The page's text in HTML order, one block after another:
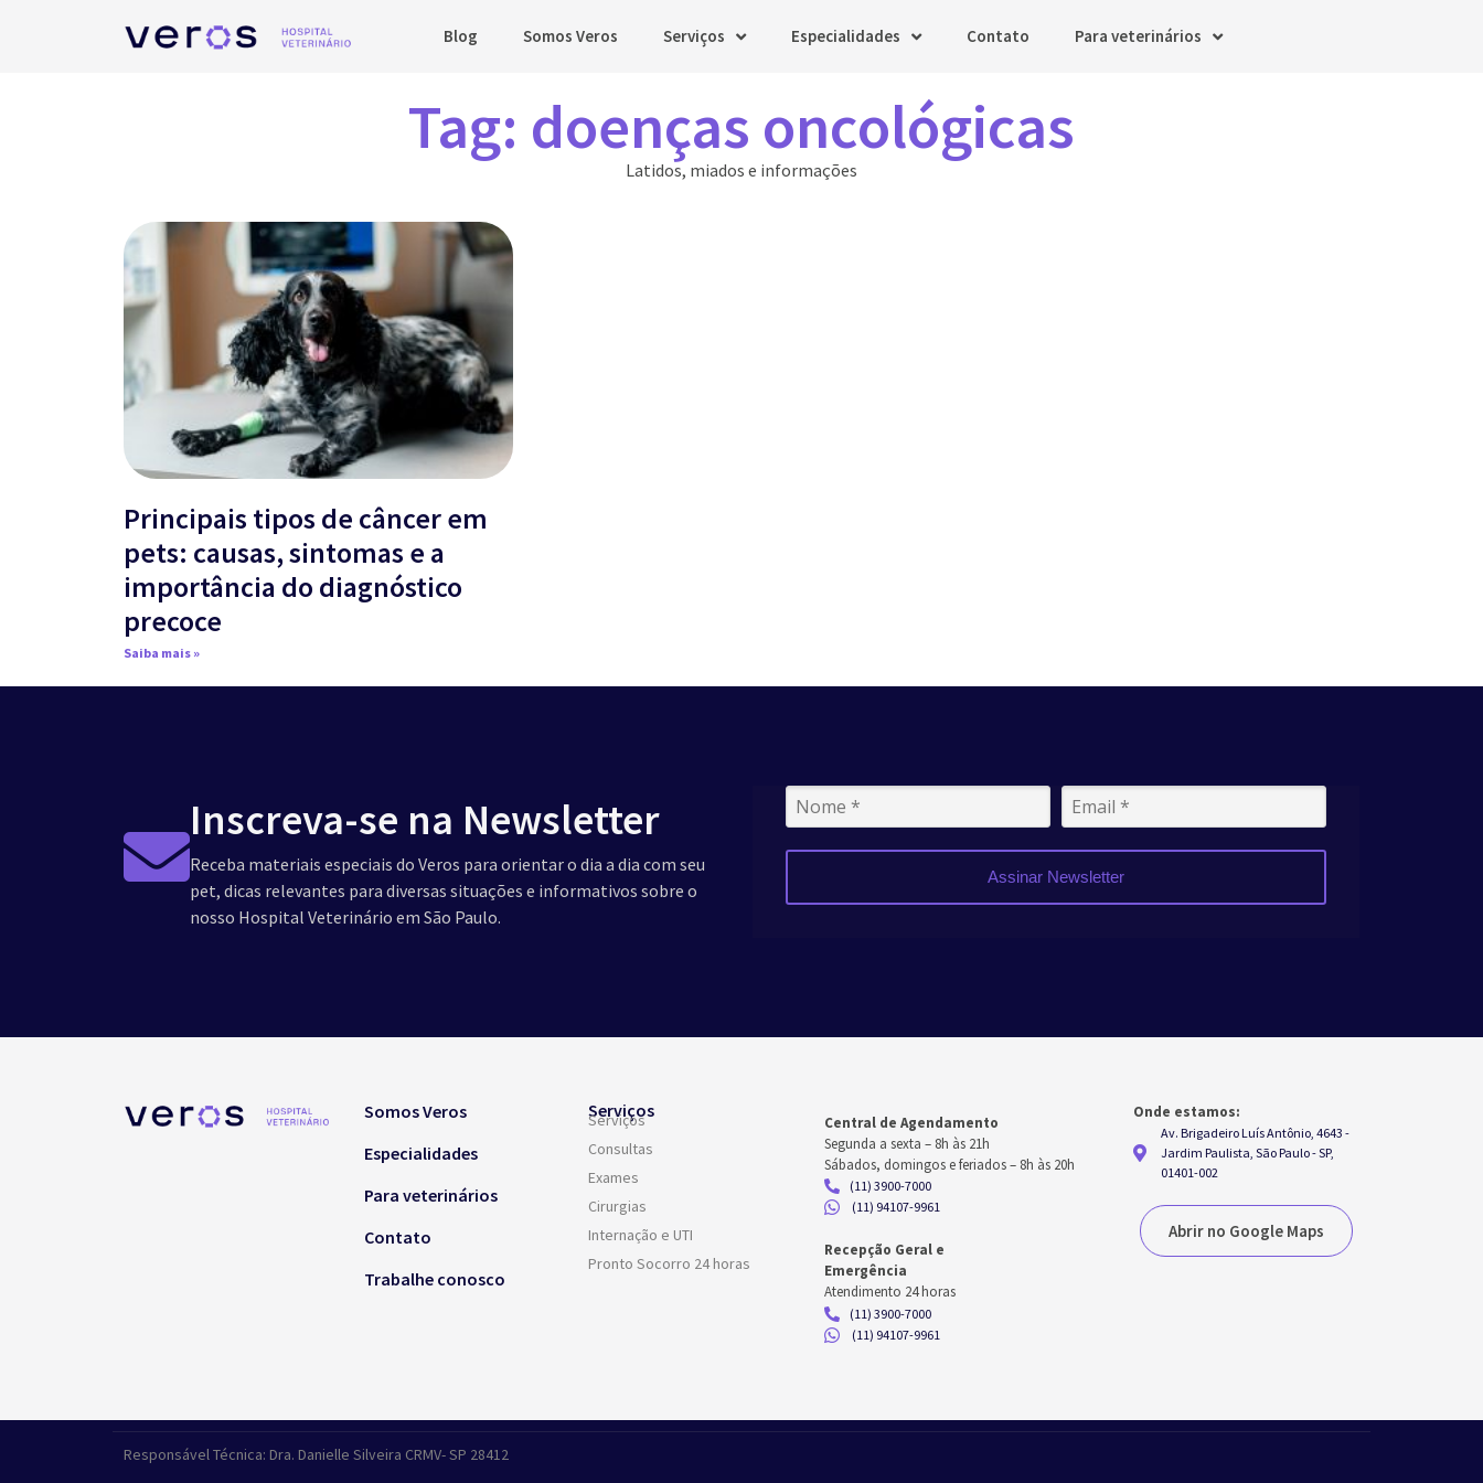
Blog Somos Veros Serviços Especialidades Contato Para veterinários
Tag: doenças oncológicas
Latidos, miados e informações
Principais tipos de câncer em
pets: causas, sintomas e a
importância do diagnóstico
precoce
Saiba mais »
Inscreva-se na Newsletter
Receba materiais especiais do Veros para orientar o dia a dia com seu
pet, dicas relevantes para diversas situações e informativos sobre o
nosso Hospital Veterinário em São Paulo.
Assinar Newsletter
Somos Veros
Especialidades
Para veterinários
Contato
Trabalhe conosco
Serviços
Serviços
Consultas
Exames
Cirurgias
Internação e UTI
Pronto Socorro 24 horas
Central de Agendamento
Segunda a sexta – 8h às 21h
Sábados, domingos e feriados– 8h às 20h
(11) 3900-7000
(11) 94107-9961
Recepção Geral e
Emergência
Atendimento 24 horas
(11) 3900-7000
(11) 94107-9961
Onde estamos:
Av. Brigadeiro Luís Antônio, 4643 -
Jardim Paulista, São Paulo - SP,
01401-002
Abrir no Google Maps
Responsável Técnica: Dra. Danielle Silveira CRMV- SP 28412